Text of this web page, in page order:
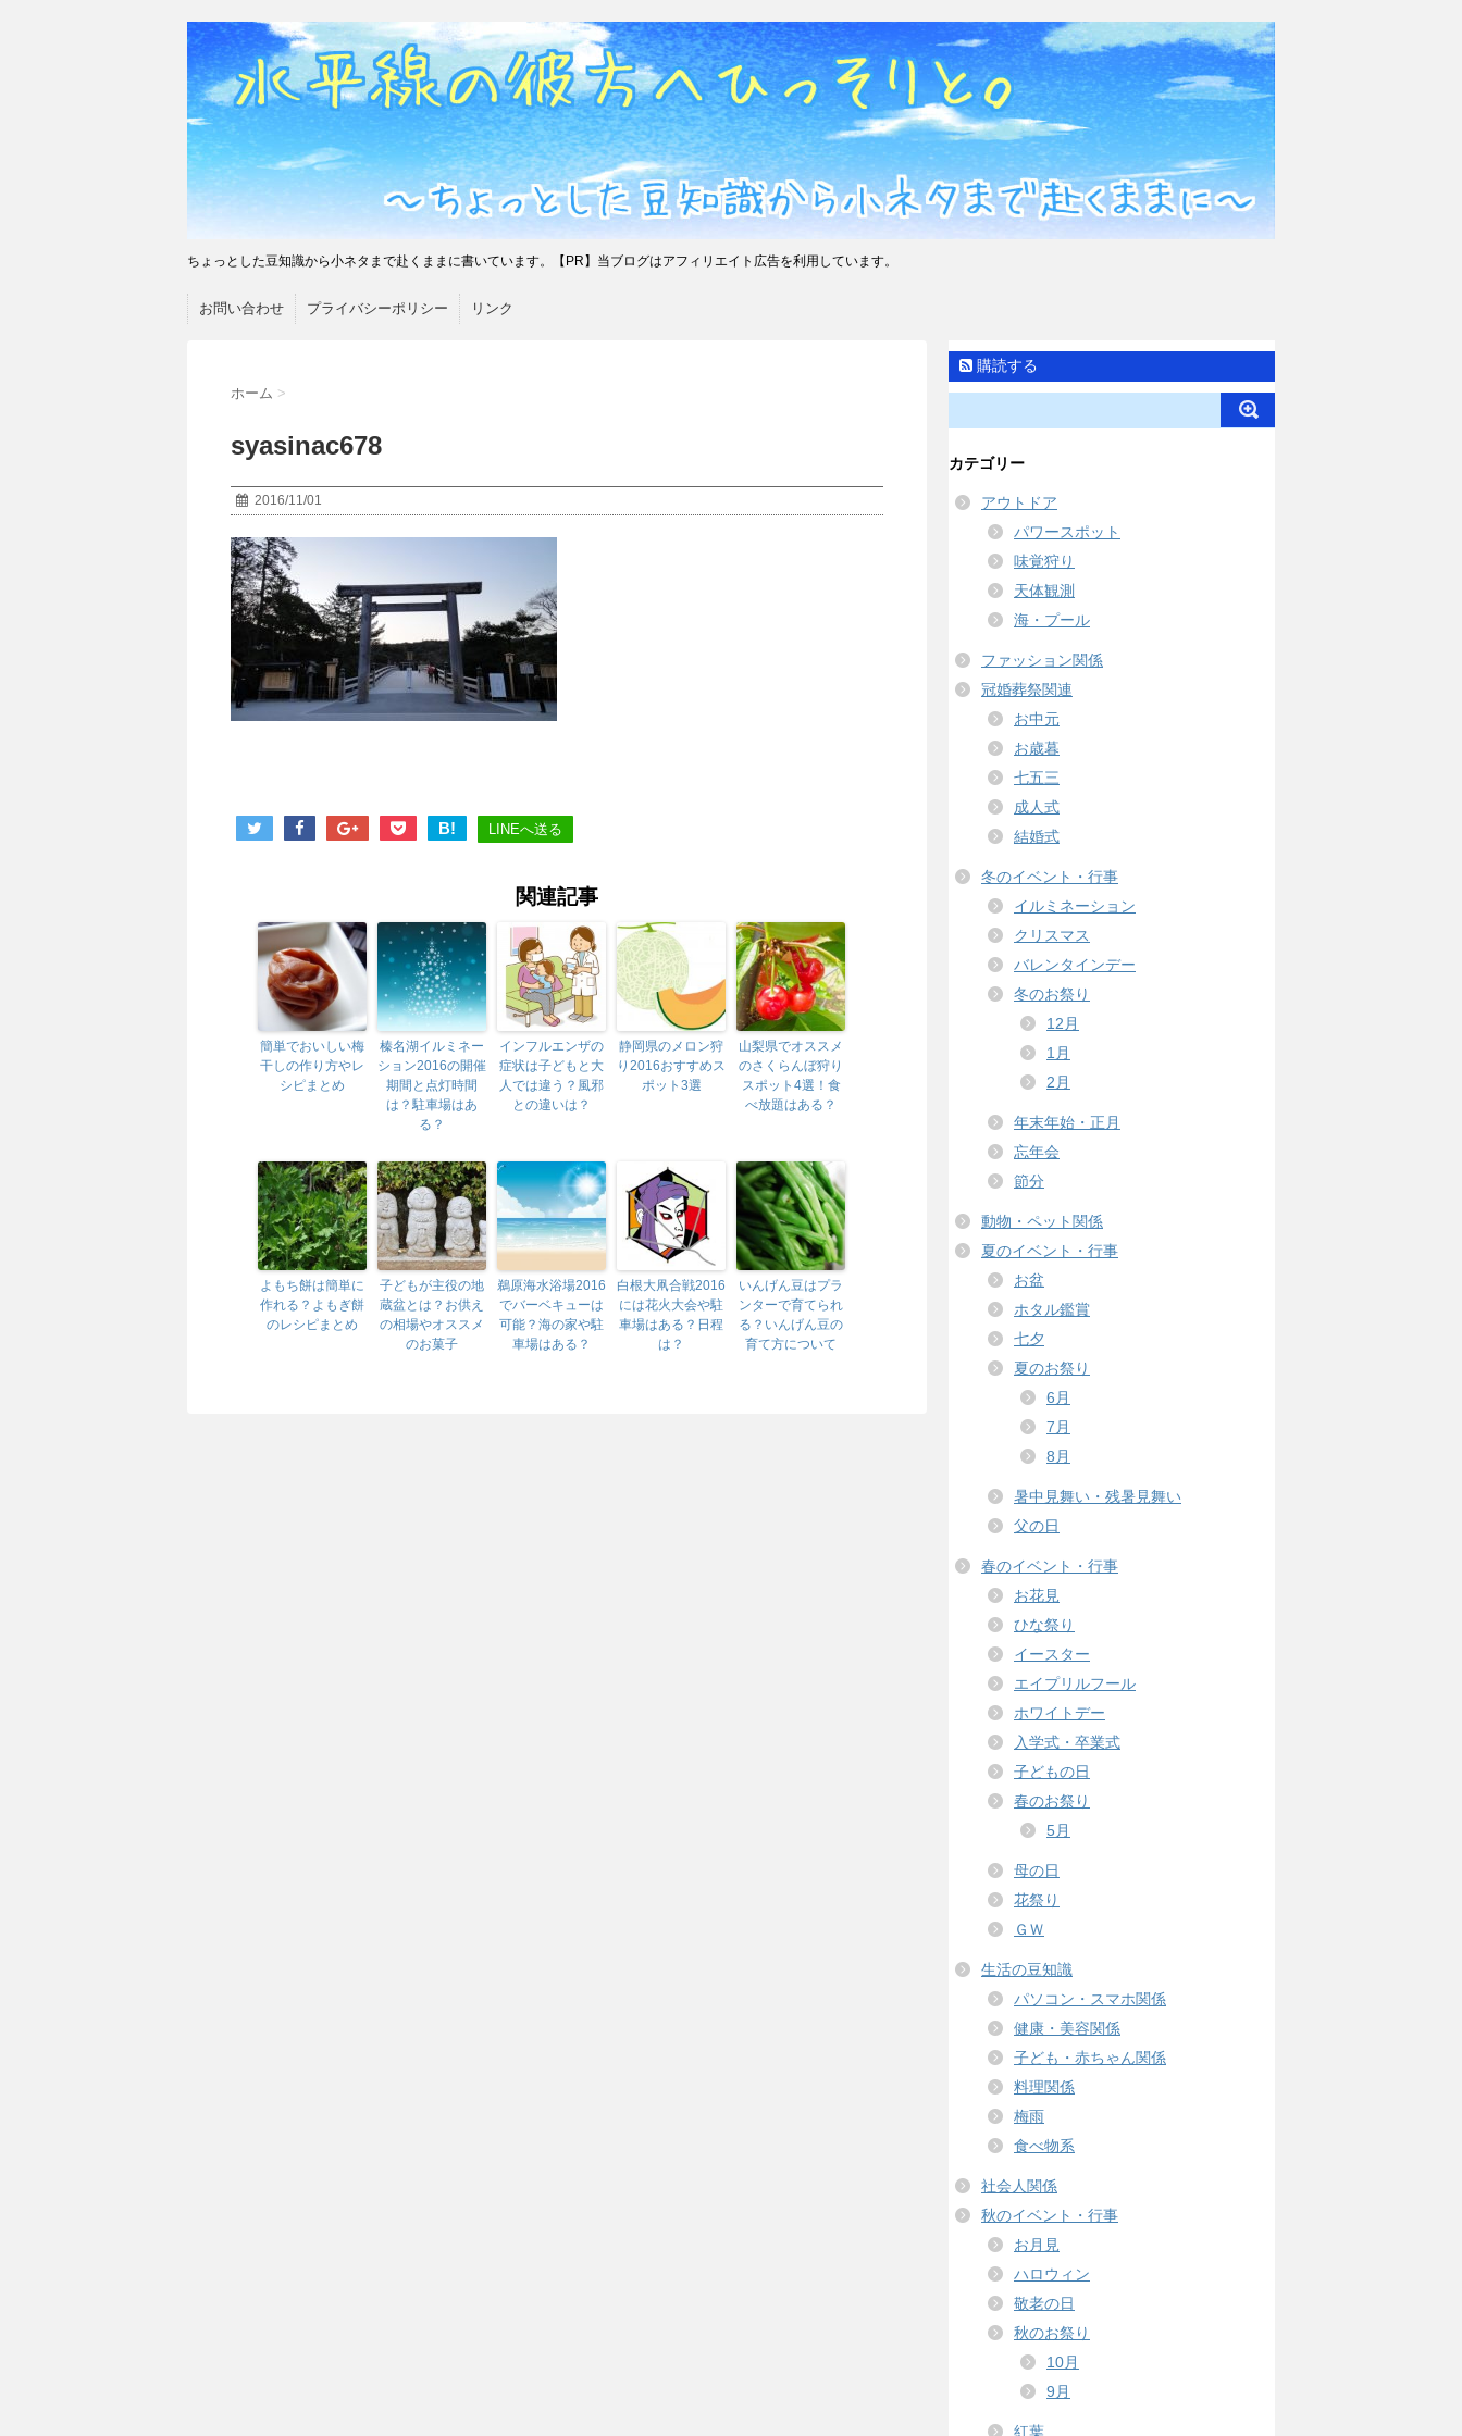
ちょっとした豆知識から小ネタまで赴くままに書いています。【PR】当ブログはアフィリエイト広告を利用しています。
お問い合わせ プライバシーポリシー リンク
ホーム >
syasinac678
2016/11/01
B! LINEへ送る
関連記事
簡単でおいしい梅
干しの作り方やレ
シピまとめ
榛名湖イルミネー
ション2016の開催
期間と点灯時間
は？駐車場はあ
る？
インフルエンザの
症状は子どもと大
人では違う？風邪
との違いは？
静岡県のメロン狩
り2016おすすめス
ポット3選
山梨県でオススメ
のさくらんぼ狩り
スポット4選！食
べ放題はある？
よもち餅は簡単に
作れる？よもぎ餅
のレシピまとめ
子どもが主役の地
蔵盆とは？お供え
の相場やオススメ
のお菓子
鵜原海水浴場2016
でバーベキューは
可能？海の家や駐
車場はある？
白根大凧合戦2016
には花火大会や駐
車場はある？日程
は？
いんげん豆はプラ
ンターで育てられ
る？いんげん豆の
育て方について
購読する
カテゴリー
アウトドア
パワースポット
味覚狩り
天体観測
海・プール
ファッション関係
冠婚葬祭関連
お中元
お歳暮
七五三
成人式
結婚式
冬のイベント・行事
イルミネーション
クリスマス
バレンタインデー
冬のお祭り
12月
1月
2月
年末年始・正月
忘年会
節分
動物・ペット関係
夏のイベント・行事
お盆
ホタル鑑賞
七夕
夏のお祭り
6月
7月
8月
暑中見舞い・残暑見舞い
父の日
春のイベント・行事
お花見
ひな祭り
イースター
エイプリルフール
ホワイトデー
入学式・卒業式
子どもの日
春のお祭り
5月
母の日
花祭り
ＧＷ
生活の豆知識
パソコン・スマホ関係
健康・美容関係
子ども・赤ちゃん関係
料理関係
梅雨
食べ物系
社会人関係
秋のイベント・行事
お月見
ハロウィン
敬老の日
秋のお祭り
10月
9月
紅葉